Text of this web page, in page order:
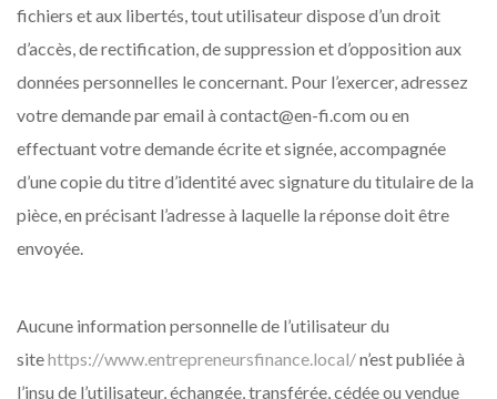
fichiers et aux libertés, tout utilisateur dispose d’un droit
d’accès, de rectification, de suppression et d’opposition aux
données personnelles le concernant. Pour l’exercer, adressez
votre demande par email à contact@en-fi.com ou en
effectuant votre demande écrite et signée, accompagnée
d’une copie du titre d’identité avec signature du titulaire de la
pièce, en précisant l’adresse à laquelle la réponse doit être
envoyée.
Aucune information personnelle de l’utilisateur du
sitehttps://www.entrepreneursfinance.local/n’est publiée à
l’insu de l’utilisateur, échangée, transférée, cédée ou vendue